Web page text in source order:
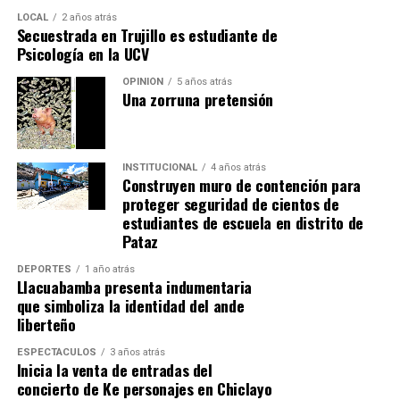
20 proyectos adicionales, consolidando un modelo de
gestión que ha convertido la inversión pública en el
principal motor del desarrollo de La Libertad.
LOCAL 2 años atrás
Secuestrada en Trujillo es estudiante de
Psicología en la UCV
OPINIÓN 5 años atrás
Una zorruna pretensión
INSTITUCIONAL 4 años atrás
Construyen muro de contención para
proteger seguridad de cientos de
estudiantes de escuela en distrito de
Pataz
DEPORTES 1 año atrás
Llacuabamba presenta indumentaria
que simboliza la identidad del ande
liberteño
ESPECTÁCULOS 3 años atrás
Inicia la venta de entradas del
concierto de Ke personajes en Chiclayo